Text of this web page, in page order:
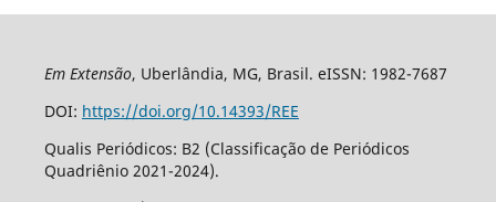
Em Extensão, Uberlândia, MG, Brasil. eISSN: 1982-7687
DOI: https://doi.org/10.14393/REE
Qualis Periódicos: B2 (Classificação de Periódicos
Quadriênio 2021-2024).